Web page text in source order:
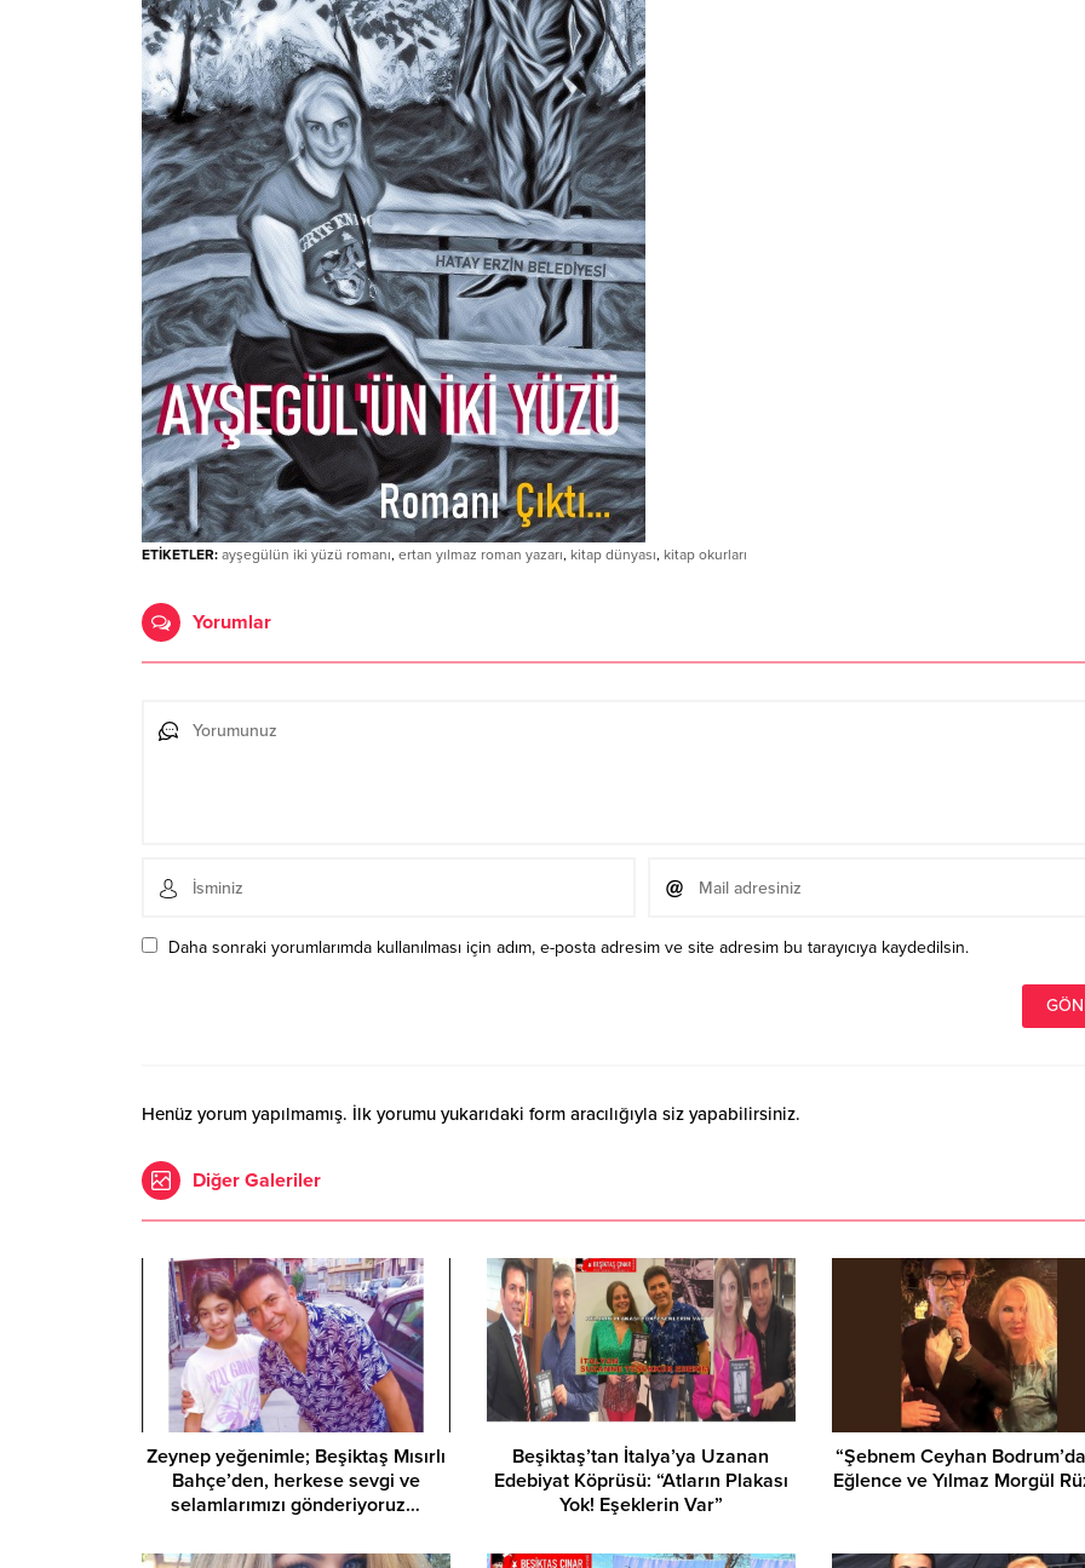
ETİKETLER: ayşegülün iki yüzü romanı, ertan yılmaz roman yazarı, kitap dünyası, kitap okurları
Yorumlar
Daha sonraki yorumlarımda kullanılması için adım, e-posta adresim ve site adresim bu tarayıcıya kaydedilsin.
Henüz yorum yapılmamış. İlk yorumu yukarıdaki form aracılığıyla siz yapabilirsiniz.
Diğer Galeriler
Zeynep yeğenimle; Beşiktaş Mısırlı
Bahçe’den, herkese sevgi ve
selamlarımızı gönderiyoruz…
​Beşiktaş’tan İtalya’ya Uzanan
Edebiyat Köprüsü: “Atların Plakası
Yok! Eşeklerin Var”
“Şebnem Ceyhan
Eğlence ve Yılmaz Morgül